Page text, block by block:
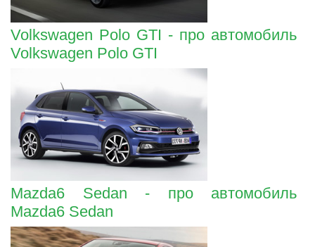
Volkswagen Polo GTI - про автомобиль
Volkswagen Polo GTI
Mazda6 Sedan - про автомобиль
Mazda6 Sedan